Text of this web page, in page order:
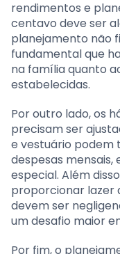
rendimentos e
centavo deve ser
planejamento não
fundamental que
na família quanto
estabelecidas.
Por outro lado, os
precisam ser
e vestuário podem
despesas
especial. Além
proporcionar lazer
devem ser
um desafio maior
Por fim, o